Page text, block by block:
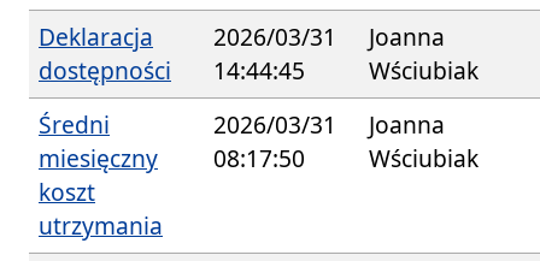
Deklaracja
dostępności
2026/03/31
14:44:45
Joanna
Wściubiak
Średni
miesięczny
koszt
utrzymania
2026/03/31
08:17:50
Joanna
Wściubiak